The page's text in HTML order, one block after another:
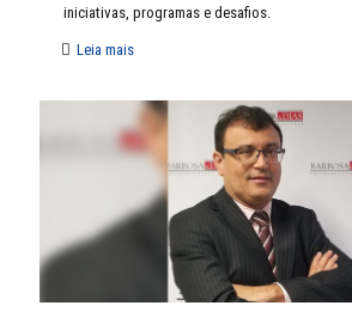
iniciativas, programas e desafios.
Leia mais